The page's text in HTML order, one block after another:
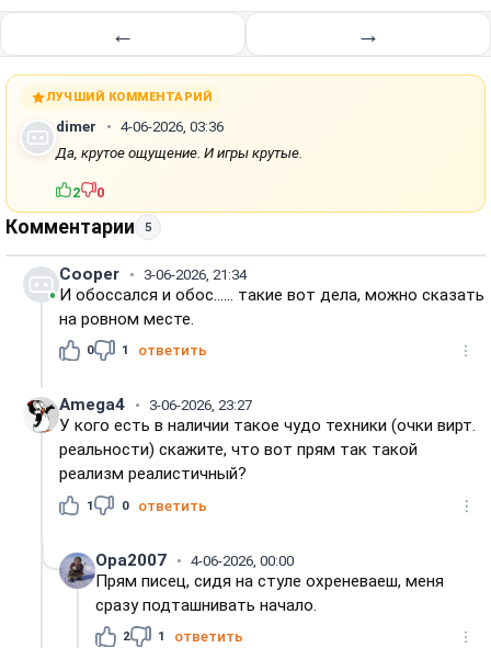
← →
ЛУЧШИЙ КОММЕНТАРИЙ
dimer
4-06-2026, 03:36
Да, крутое ощущение. И игры крутые.
2 0
Комментарии 5
Cooper 3-06-2026, 21:34
И обоссался и обос...... такие вот дела, можно сказать
на ровном месте.
0 1 ответить
Amega4 3-06-2026, 23:27
У кого есть в наличии такое чудо техники (очки вирт.
реальности) скажите, что вот прям так такой
реализм реалистичный?
1 0 ответить
Opa2007 4-06-2026, 00:00
Прям писец, сидя на стуле охреневаеш, меня
сразу подташнивать начало.
2 1 ответить